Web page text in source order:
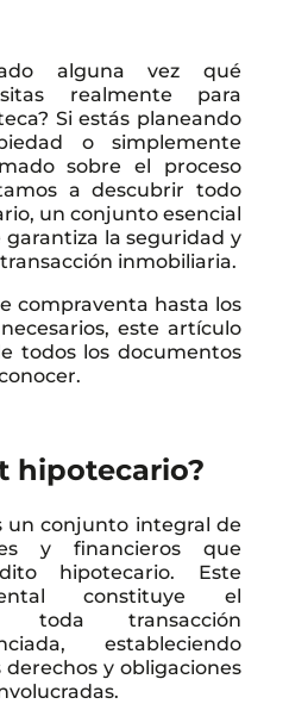
alguna vez qué
realmente para
Si estás planeando
o simplemente
sobre el proceso
a descubrir todo
un conjunto esencial
la seguridad y
inmobiliaria.
compraventa hasta los
este artículo
todos los documentos
hipotecario?
un conjunto integral de
y financieros que
hipotecario. Este
constituye el
toda transacción
estableciendo
y obligaciones